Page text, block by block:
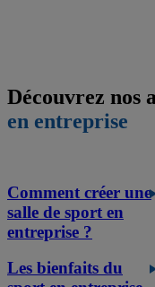
Découvrez nos
en entreprise
Comment créer une
salle de sport en
entreprise ?
Les bienfaits du